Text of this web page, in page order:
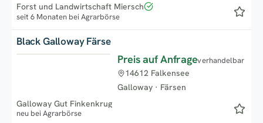
Forst und Landwirtschaft Miersch
seit 6 Monaten bei Agrarbörse
Black Galloway Färse
Preis auf Anfrageverhandelbar
Galloway · Färsen
14612 Falkensee
Galloway Gut Finkenkrug
neu bei Agrarbörse